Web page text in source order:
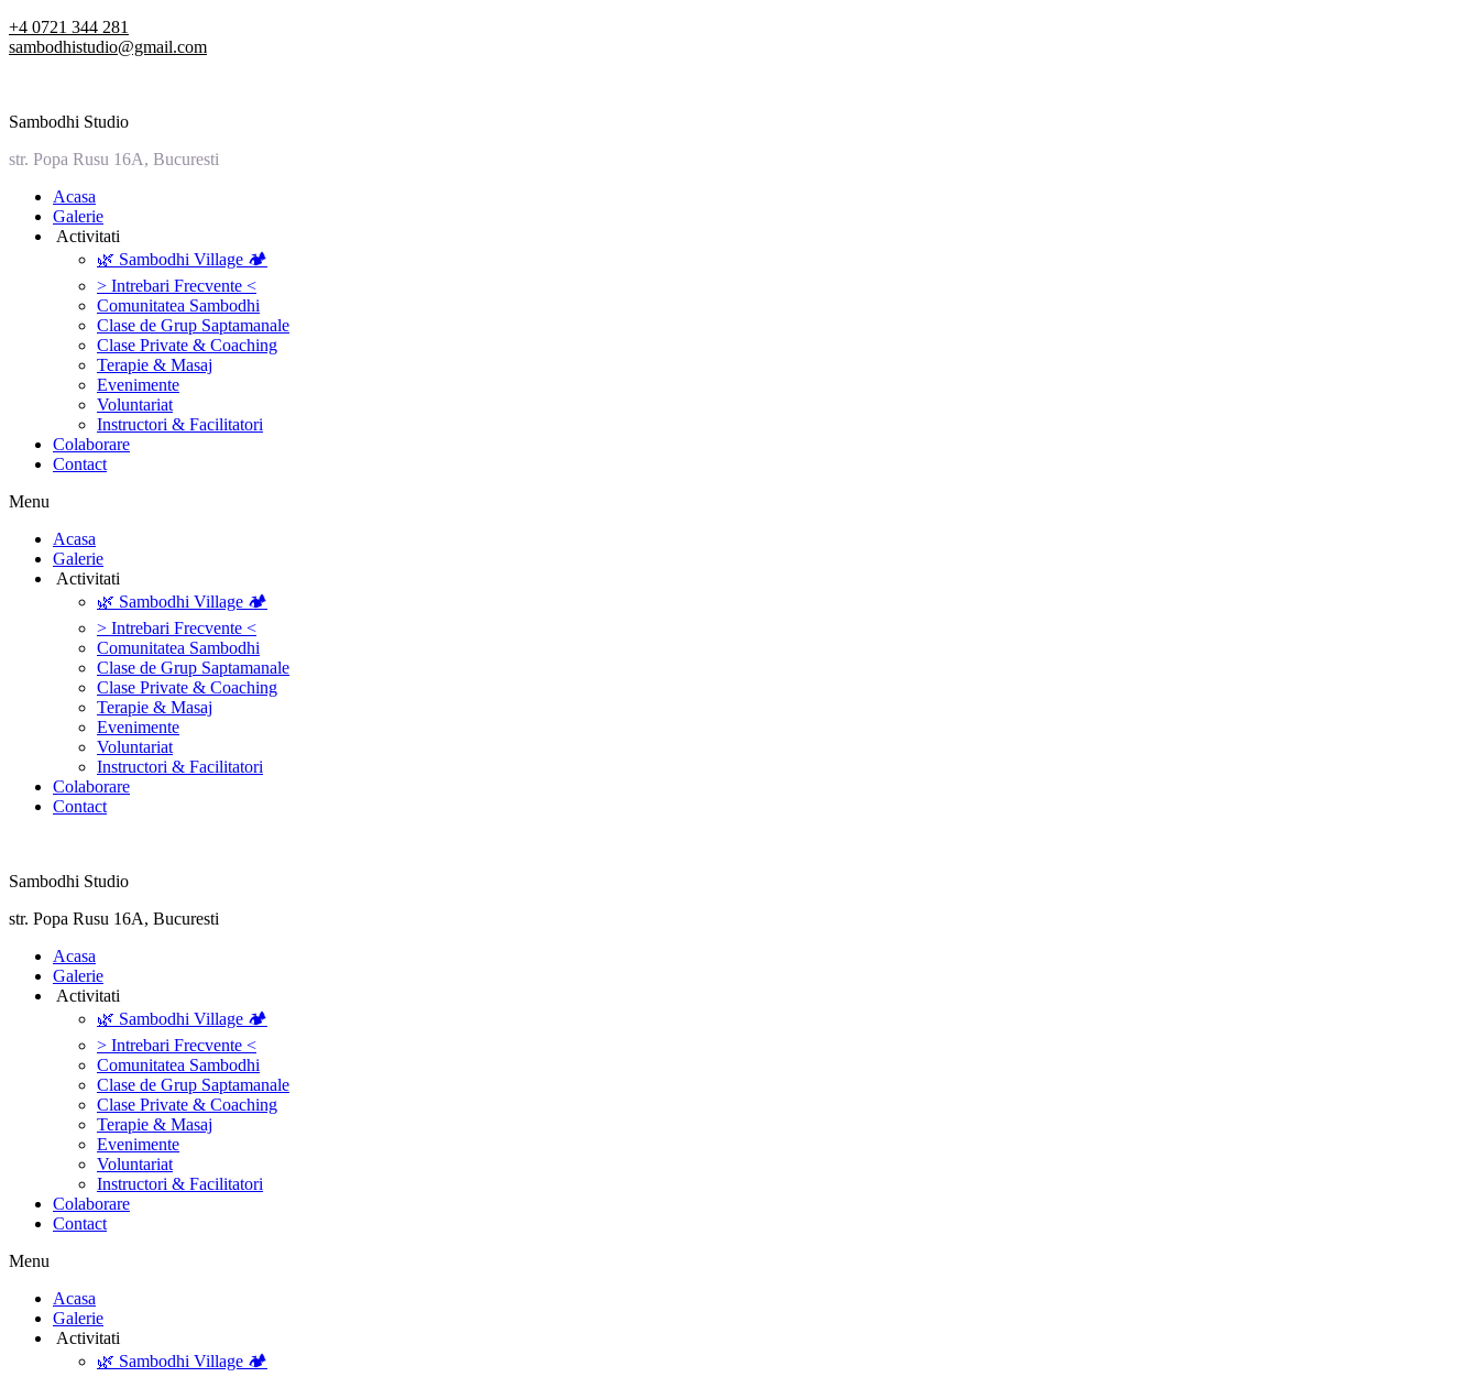
Skip
to
+4 0721 344 281
sambodhistudio@gmail.com
Sambodhi Studio
str. Popa Rusu 16A, Bucuresti
‎Acasa
Galerie
‎ ‎Activitati‎
🌿 Sambodhi Village 🏕️
> Intrebari Frecvente <
Comunitatea Sambodhi
Clase de Grup Saptamanale
Clase Private & Coaching
Terapie & Masaj
‎Evenimente
Voluntariat
‏‏‎Instructori & Facilitatori
Colaborare
Contact
Menu
‎Acasa
Galerie
‎ ‎Activitati‎
🌿 Sambodhi Village 🏕️
> Intrebari Frecvente <
Comunitatea Sambodhi
Clase de Grup Saptamanale
Clase Private & Coaching
Terapie & Masaj
‎Evenimente
Voluntariat
‏‏‎Instructori & Facilitatori
Colaborare
Contact
Sambodhi Studio
str. Popa Rusu 16A, Bucuresti
‎Acasa
Galerie
‎ ‎Activitati‎
🌿 Sambodhi Village 🏕️
> Intrebari Frecvente <
Comunitatea Sambodhi
Clase de Grup Saptamanale
Clase Private & Coaching
Terapie & Masaj
‎Evenimente
Voluntariat
‏‏‎Instructori & Facilitatori
Colaborare
Contact
Menu
‎Acasa
Galerie
‎ ‎Activitati‎
🌿 Sambodhi Village 🏕️